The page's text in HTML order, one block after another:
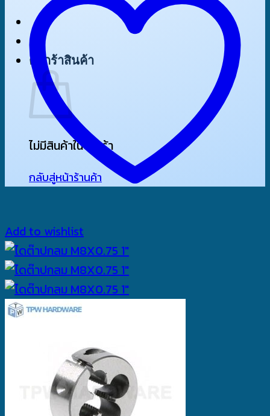
ตะกร้าสินค้า
ไม่มีสินค้าในตะกร้า
กลับสู่หน้าร้านค้า
Add to wishlist